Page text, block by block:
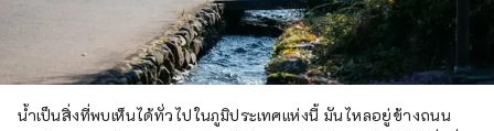
น้ำเป็นสิ่งที่พบเห็นได้ทั่วไปในภูมิประเทศแห่งนี้ มันไหลอยู่ข้างถนน